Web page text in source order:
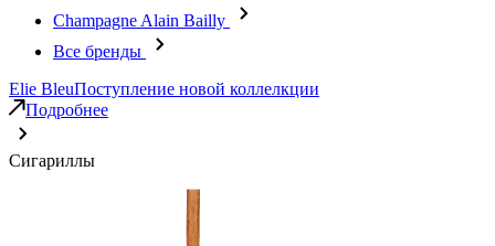
Champagne Alain Bailly
Все бренды
Elie BleuПоступление новой коллелкции
Подробнее
Сигариллы